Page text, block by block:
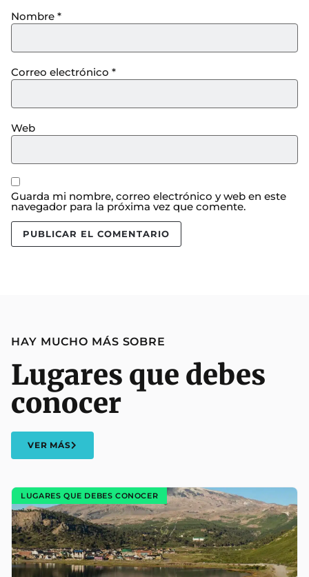
Nombre *
Correo electrónico *
Web
Guarda mi nombre, correo electrónico y web en este
navegador para la próxima vez que comente.
HAY MUCHO MÁS SOBRE
Lugares que debes
conocer
VER MÁS
LUGARES QUE DEBES CONOCER